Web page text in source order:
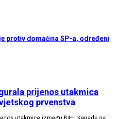
protiv domaćina SP-a, određeni
prijenos utakmica
prvenstva